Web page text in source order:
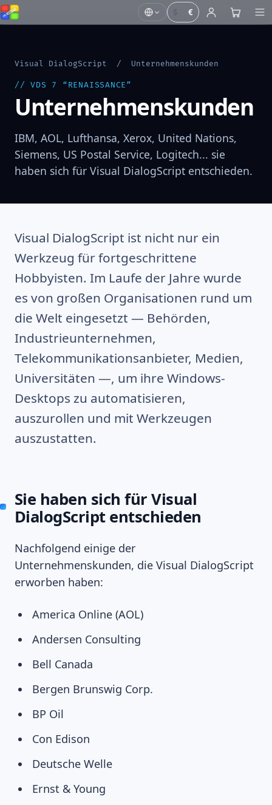
€
Visual DialogScript / Unternehmenskunden
// VDS 7 “RENAISSANCE”
Unternehmenskunden
IBM, AOL, Lufthansa, Xerox, United Nations,
Siemens, US Postal Service, Logitech... sie
haben sich für Visual DialogScript entschieden.
Visual DialogScript ist nicht nur ein
Werkzeug für fortgeschrittene
Hobbyisten. Im Laufe der Jahre wurde
es von großen Organisationen rund um
die Welt eingesetzt — Behörden,
Industrieunternehmen,
Telekommunikationsanbieter, Medien,
Universitäten —, um ihre Windows-
Desktops zu automatisieren,
auszurollen und mit Werkzeugen
auszustatten.
Sie haben sich für Visual
DialogScript entschieden
Nachfolgend einige der
Unternehmenskunden, die Visual DialogScript
erworben haben:
America Online (AOL)
Andersen Consulting
Bell Canada
Bergen Brunswig Corp.
BP Oil
Con Edison
Deutsche Welle
Ernst & Young